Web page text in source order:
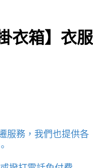
衣箱】衣服
服務，我們也提供各